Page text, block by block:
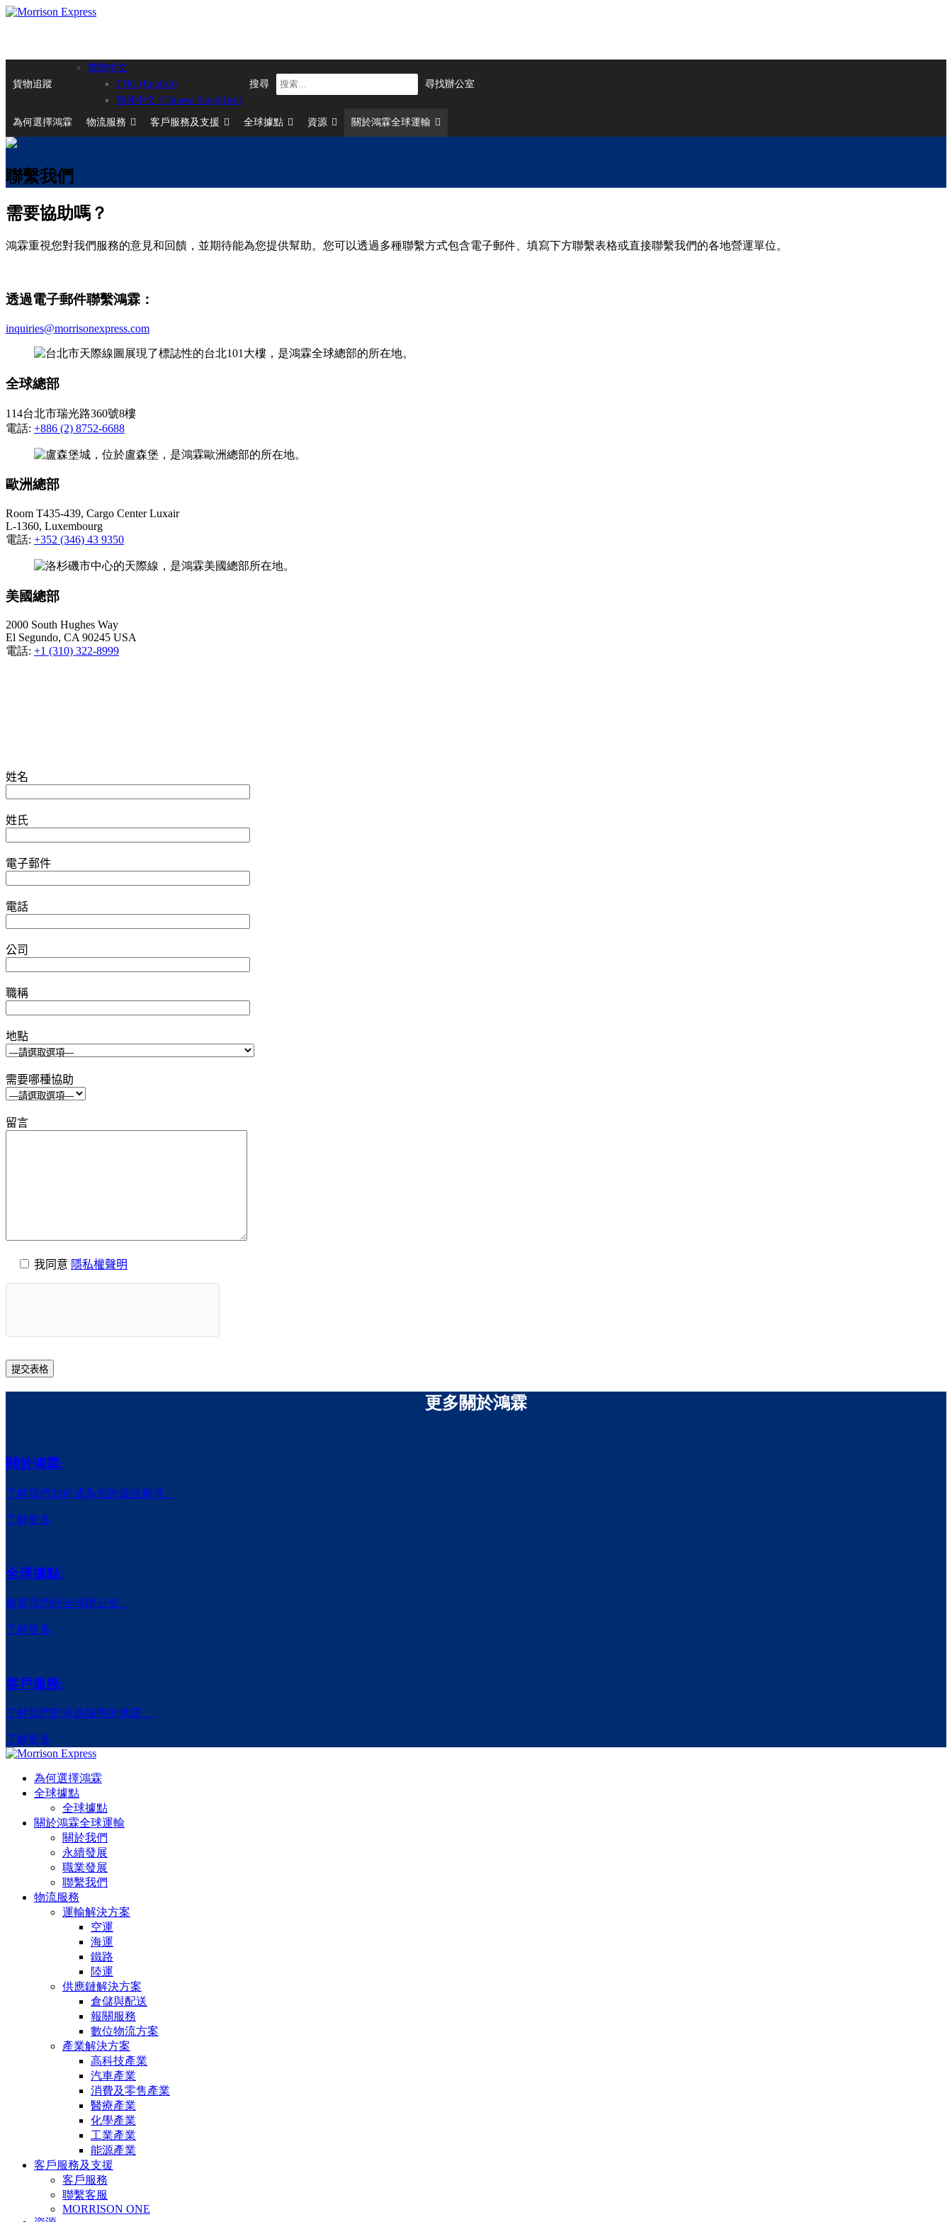
貨物追蹤
繁體中文
ENG (English)
简体中文 (Chinese Simplified)
搜尋 尋找辦公室
為何選擇鴻霖 物流服務 客戶服務及支援 全球據點 資源 關於鴻霖全球運輸
聯繫我們
需要協助嗎？
鴻霖重視您對我們服務的意見和回饋，並期待能為您提供幫助。您可以透過多種聯繫方式包含電子郵件、填寫下方聯繫表格或直接聯繫我們的各地營運單位。
透過電子郵件聯繫鴻霖：
inquiries@morrisonexpress.com
全球總部
114台北市瑞光路360號8樓
電話: +886 (2) 8752-6688
歐洲總部
Room T435-439, Cargo Center Luxair
L-1360, Luxembourg
電話: +352 (346) 43 9350
美國總部
2000 South Hughes Way
El Segundo, CA 90245 USA
電話: +1 (310) 322-8999
姓名
姓氏
電子郵件
電話
公司
職稱
地點
需要哪種協助
留言
我同意 隱私權聲明
更多關於鴻霖
關於鴻霖:
了解我們如何成為您的最佳夥伴。
了解更多
全球據點:
探索我們的全球辦公室。
了解更多
客戶服務:
了解我們對卓越服務的承諾 。
了解更多
為何選擇鴻霖
全球據點
全球據點
關於鴻霖全球運輸
關於我們
永續發展
職業發展
聯繫我們
物流服務
運輸解決方案
空運
海運
鐵路
陸運
供應鏈解決方案
倉儲與配送
報關服務
數位物流方案
產業解決方案
高科技產業
汽車產業
消費及零售產業
醫療產業
化學產業
工業產業
能源產業
客戶服務及支援
客戶服務
聯繫客服
MORRISON ONE